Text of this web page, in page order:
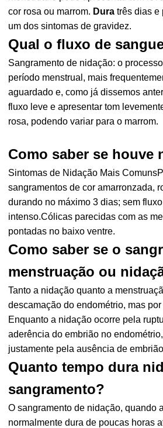
cor rosa ou marrom. Dura três dias e
um dos sintomas de gravidez.
Qual o fluxo de
Sangramento de nidação: o
período menstrual, mais
aguardado e, como já dissemos
fluxo leve e apresentar tom
rosa, podendo variar para o marrom.
Como saber se houve
Sintomas de Nidação Mais
sangramentos de cor amarronzada,
durando no máximo 3 dias; sem
intenso.Cólicas parecidas com as
pontadas no baixo ventre.
Como saber se o
menstruação ou
Tanto a nidação quanto a
descamação do endométrio, mas
Enquanto a nidação ocorre pela
aderência do embrião no
justamente pela ausência de
Quanto tempo dura
sangramento?
O sangramento de nidação, quando
normalmente dura de poucas horas